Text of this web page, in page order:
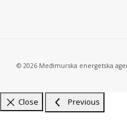
© 2026 Međimurska energetska
Close Previous